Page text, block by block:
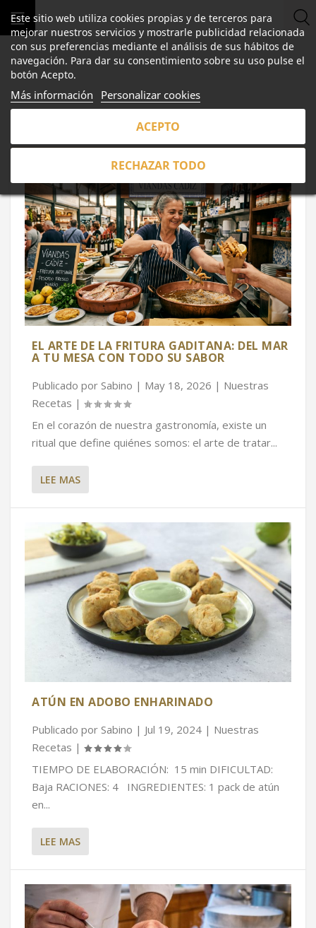
SABINO
EL ARTE DE LA FRITURA GADITANA: DEL MAR
A TU MESA CON TODO SU SABOR
Publicado por Sabino | May 18, 2026 | Nuestras
Recetas |
En el corazón de nuestra gastronomía, existe un
ritual que define quiénes somos: el arte de tratar...
LEE MAS
ATÚN EN ADOBO ENHARINADO
Publicado por Sabino | Jul 19, 2024 | Nuestras
Recetas |
TIEMPO DE ELABORACIÓN: 15 min DIFICULTAD:
Baja RACIONES: 4 INGREDIENTES: 1 pack de atún
en...
LEE MAS
Este sitio web utiliza cookies propias y de terceros para
mejorar nuestros servicios y mostrarle publicidad relacionada
con sus preferencias mediante el análisis de sus hábitos de
navegación. Para dar su consentimiento sobre su uso pulse el
botón Acepto.
Más información Personalizar cookies
RECHAZAR TODO
ACEPTO